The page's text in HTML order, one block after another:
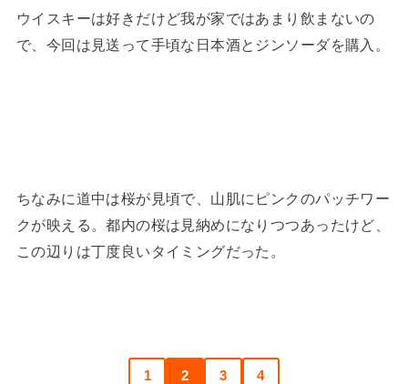
ウイスキーは好きだけど我が家ではあまり飲まないの
で、今回は見送って手頃な日本酒とジンソーダを購入。
ちなみに道中は桜が見頃で、山肌にピンクのパッチワー
クが映える。都内の桜は見納めになりつつあったけど、
この辺りは丁度良いタイミングだった。
1 2 3 4